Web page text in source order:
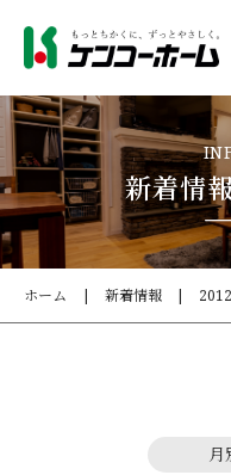
新着情
ホーム 新着情報
月